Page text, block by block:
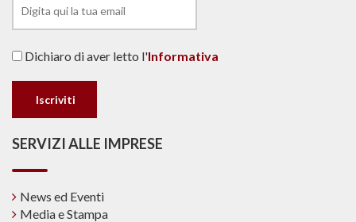
Dichiaro di aver letto l'Informativa
SERVIZI ALLE IMPRESE
News ed Eventi
Media e Stampa